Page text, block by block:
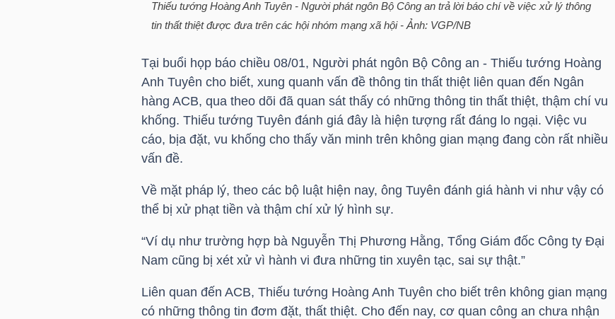
Thiếu tướng Hoàng Anh Tuyên - Người phát ngôn Bộ Công an trả lời báo chí về việc xử lý thông
tin thất thiệt được đưa trên các hội nhóm mạng xã hội - Ảnh: VGP/NB
Tại buổi họp báo chiều 08/01, Người phát ngôn Bộ Công an - Thiếu tướng Hoàng
Anh Tuyên cho biết, xung quanh vấn đề thông tin thất thiệt liên quan đến Ngân
hàng ACB, qua theo dõi đã quan sát thấy có những thông tin thất thiệt, thậm chí vu
khống. Thiếu tướng Tuyên đánh giá đây là hiện tượng rất đáng lo ngại. Việc vu
cáo, bịa đặt, vu khống cho thấy văn minh trên không gian mạng đang còn rất nhiều
vấn đề.
Về mặt pháp lý, theo các bộ luật hiện nay, ông Tuyên đánh giá hành vi như vậy có
thể bị xử phạt tiền và thậm chí xử lý hình sự.
“Ví dụ như trường hợp bà Nguyễn Thị Phương Hằng, Tổng Giám đốc Công ty Đại
Nam cũng bị xét xử vì hành vi đưa những tin xuyên tạc, sai sự thật.”
Liên quan đến ACB, Thiếu tướng Hoàng Anh Tuyên cho biết trên không gian mạng
có những thông tin đơm đặt, thất thiệt. Cho đến nay, cơ quan công an chưa nhận